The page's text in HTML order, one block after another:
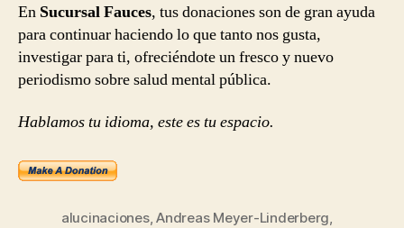
En Sucursal Fauces, tus donaciones son de gran ayuda
para continuar haciendo lo que tanto nos gusta,
investigar para ti, ofreciéndote un fresco y nuevo
periodismo sobre salud mental pública.
Hablamos tu idioma, este es tu espacio.
alucinaciones,Andreas Meyer-Linderberg,